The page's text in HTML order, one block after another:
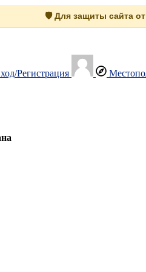
🛡️ Для защиты сайта
Регистрация